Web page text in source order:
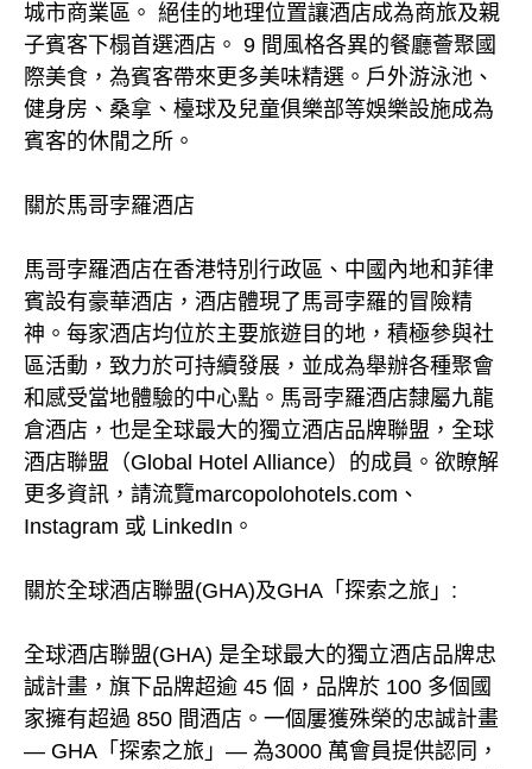
城市商業區。 絕佳的地理位置讓酒店成為商旅及親
子賓客下榻首選酒店。 9 間風格各異的餐廳薈聚國
際美食，為賓客帶來更多美味精選。戶外游泳池、
健身房、桑拿、檯球及兒童俱樂部等娛樂設施成為
賓客的休閒之所。
關於馬哥孛羅酒店
馬哥孛羅酒店在香港特別行政區、中國內地和菲律
賓設有豪華酒店，酒店體現了馬哥孛羅的冒險精
神。每家酒店均位於主要旅遊目的地，積極參與社
區活動，致力於可持續發展，並成為舉辦各種聚會
和感受當地體驗的中心點。馬哥孛羅酒店隸屬九龍
倉酒店，也是全球最大的獨立酒店品牌聯盟，全球
酒店聯盟（Global Hotel Alliance）的成員。欲瞭解
更多資訊，請流覽marcopolohotels.com、
Instagram 或 LinkedIn。
關於全球酒店聯盟(GHA)及GHA「探索之旅」:
全球酒店聯盟(GHA) 是全球最大的獨立酒店品牌忠
誠計畫，旗下品牌超逾 45 個，品牌於 100 多個國
家擁有超過 850 間酒店。一個屢獲殊榮的忠誠計畫
— GHA「探索之旅」— 為3000 萬會員提供認同，